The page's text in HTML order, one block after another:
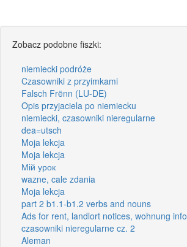
Zobacz podobne fiszki:
niemiecki podróże
Czasowniki z przyimkami
Falsch Frënn (LU-DE)
Opis przyjaciela po niemiecku
niemiecki, czasowniki nieregularne
dea=utsch
Moja lekcja
Moja lekcja
Мій урок
wazne, cale zdania
Moja lekcja
part 2 b1.1-b1.2 verbs and nouns
Ads for rent, landlort notices, wohnung info
czasowniki nieregularne cz. 2
Aleman